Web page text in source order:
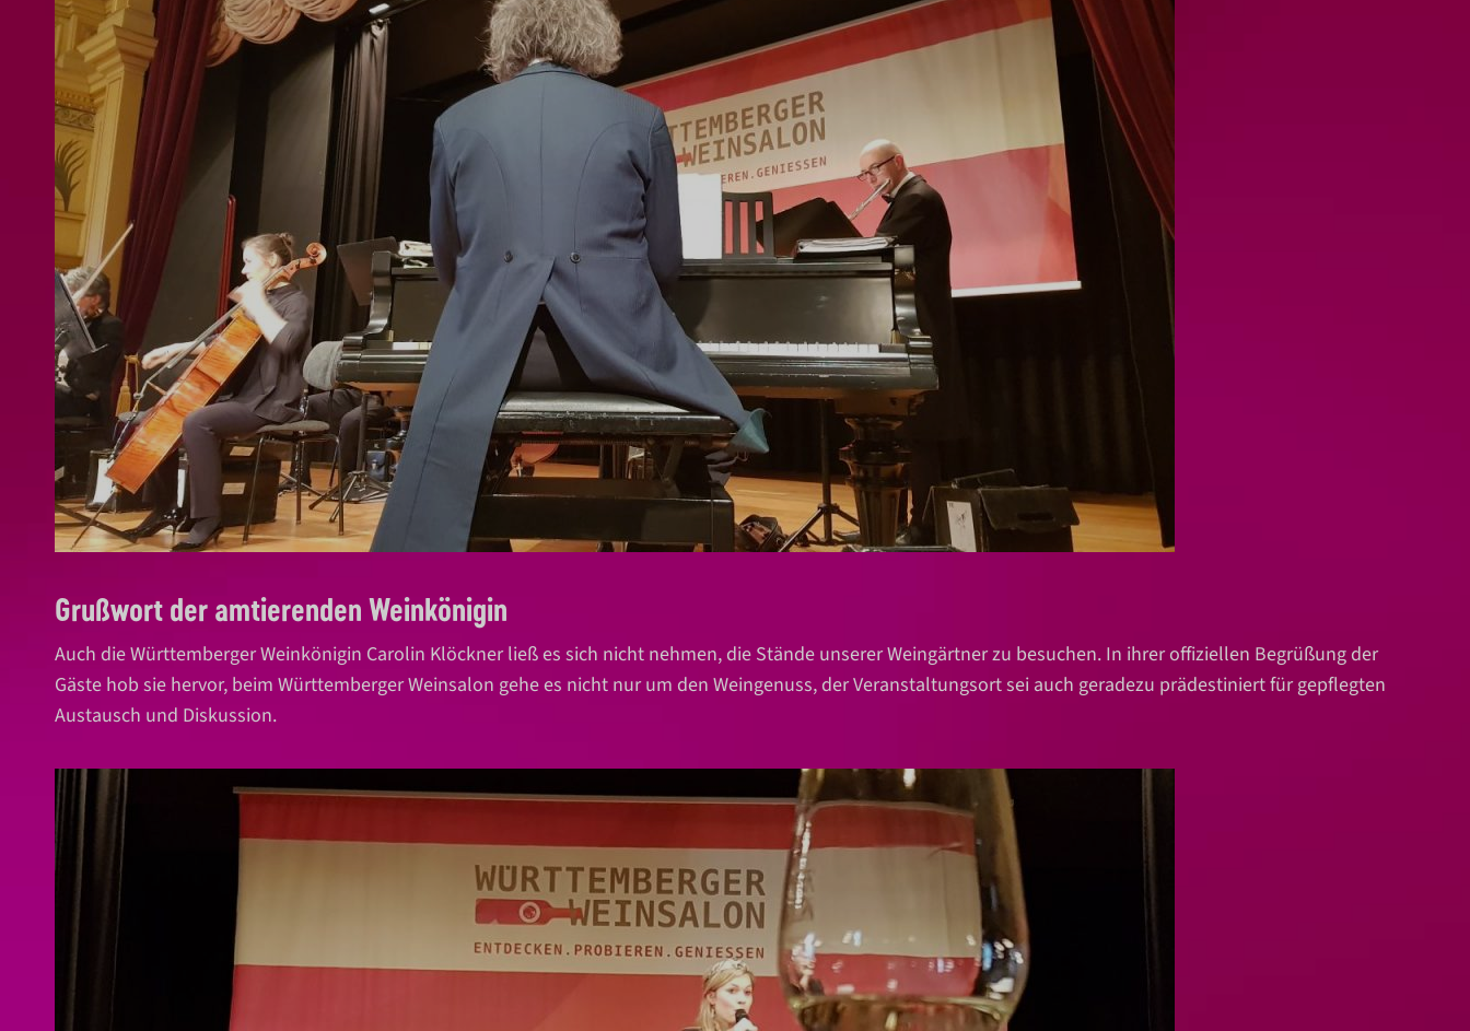
Grußwort der amtierenden Weinkönigin
Auch die Württemberger Weinkönigin Carolin Klöckner ließ es sich nicht nehmen, die Stände unserer Weingärtner zu besuchen. In ihrer offiziellen Begrüßung der
Gäste hob sie hervor, beim Württemberger Weinsalon gehe es nicht nur um den Weingenuss, der Veranstaltungsort sei auch geradezu prädestiniert für gepflegten
Austausch und Diskussion.